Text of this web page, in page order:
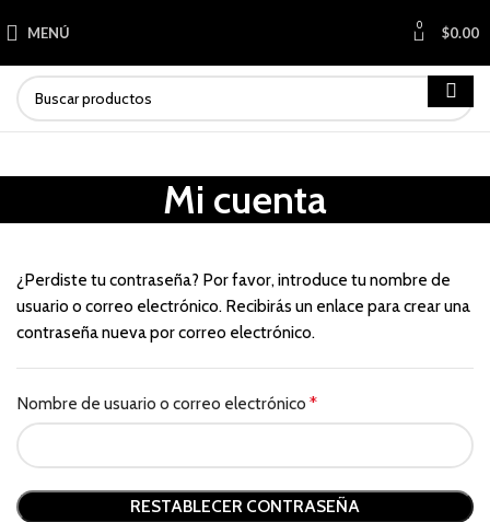
MENÚ 0 $0.00
Mi cuenta
¿Perdiste tu contraseña? Por favor, introduce tu nombre de
usuario o correo electrónico. Recibirás un enlace para crear una
contraseña nueva por correo electrónico.
Nombre de usuario o correo electrónico *
Alternative: RESTABLECER CONTRASEÑA